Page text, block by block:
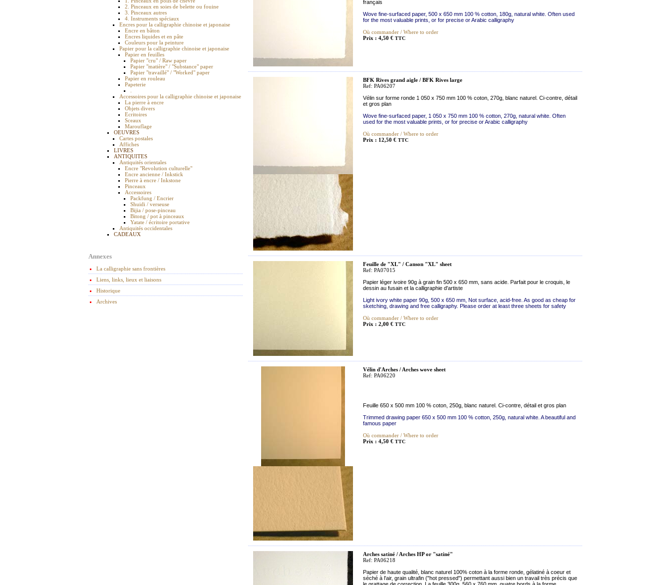
2. Pinceaux en soies de belette ou fouine
3. Pinceaux autres
4. Instruments spéciaux
Encres pour la calligraphie chinoise et japonaise
Encre en bâton
Encres liquides et en pâte
Couleurs pour la peinture
Papier pour la calligraphie chinoise et japonaise
Papier en feuilles
Papier "cru" / Raw paper
Papier "matière" / "Substance" paper
Papier "travaillé" / "Worked" paper
Papier en rouleau
Papeterie
Accessoires pour la calligraphie chinoise et japonaise
La pierre à encre
Objets divers
Ecritoires
Sceaux
Marouflage
OEUVRES
Cartes postales
Affiches
LIVRES
ANTIQUITES
Antiquités orientales
Encre "Revolution culturelle"
Encre ancienne / Inkstick
Pierre à encre / Inkstone
Pinceaux
Accessoires
Packfung / Encrier
Shuidi / verseuse
Bijia / pose-pinceau
Bitong / pot à pinceaux
Yatate / écritoire portative
Antiquités occidentales
CADEAUX
Annexes
La calligraphie sans frontières
Liens, links, lieux et liaisons
Historique
Archives
français
Wove fine-surfaced paper, 500 x 650 mm 100 % cotton, 180g, natural white. Often used
for the most valuable prints, or for precise or Arabic calligraphy
Où commander / Where to order
Prix : 4,50 € TTC
BFK Rives grand aigle / BFK Rives large
Ref: PA06207
Vélin sur forme ronde 1 050 x 750 mm 100 % coton, 270g, blanc naturel. Ci-contre, détail
et gros plan
Wove fine-surfaced paper, 1 050 x 750 mm 100 % cotton, 270g, natural white. Often
used for the most valuable prints, or for precise or Arabic calligraphy
Où commander / Where to order
Prix : 12,50 € TTC
Feuille de "XL" / Canson "XL" sheet
Ref: PA07015
Papier léger ivoire 90g à grain fin 500 x 650 mm, sans acide. Parfait pour le croquis, le
dessin au fusain et la calligraphie d'artiste
Light ivory white paper 90g, 500 x 650 mm, Not surface, acid-free. As good as cheap for
sketching, drawing and free calligraphy. Please order at least three sheets for safety
Où commander / Where to order
Prix : 2,00 € TTC
Vélin d'Arches / Arches wove sheet
Ref: PA06220
Feuille 650 x 500 mm 100 % coton, 250g, blanc naturel. Ci-contre, détail et gros plan
Trimmed drawing paper 650 x 500 mm 100 % cotton, 250g, natural white. A beautiful and
famous paper
Où commander / Where to order
Prix : 4,50 € TTC
Arches satiné / Arches HP or "satiné"
Ref: PA06218
Papier de haute qualité, blanc naturel 100% coton à la forme ronde, gélatiné à coeur et
séché à l'air, grain ultrafin ("hot pressed") permettant aussi bien un travail très précis que